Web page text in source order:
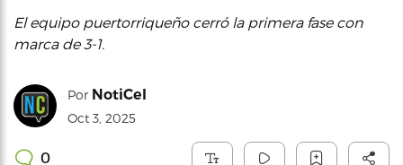
El equipo puertorriqueño cerró la primera fase con
marca de 3-1.
Por NotiCel
Oct 3, 2025
0